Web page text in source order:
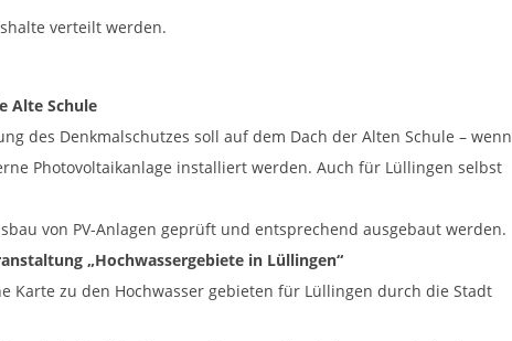
verteilt werden.
Alte Schule
des Denkmalschutzes soll auf dem Dach der Alten Schule – wenn
Photovoltaikanlage installiert werden. Auch für Lüllingen selbst
von PV-Anlagen geprüft und entsprechend ausgebaut werden.
„Hochwassergebiete in Lüllingen“
Karte zu den Hochwasser gebieten für Lüllingen durch die Stadt